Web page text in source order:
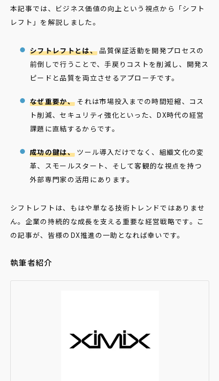
本記事では、ビジネス価値の向上という視点から「シフト
レフト」を解説しました。
シフトレフトとは、品質保証活動を開発プロセスの
前倒しで行うことで、手戻りコストを削減し、開発ス
ピードと品質を両立させるアプローチです。
なぜ重要か、それは市場投入までの時間短縮、コス
ト削減、セキュリティ強化といった、DX時代の経営
課題に直結するからです。
成功の鍵は、ツール導入だけでなく、組織文化の変
革、スモールスタート、そして客観的な視点を持つ
外部専門家の活用にあります。
シフトレフトは、もはや単なる技術トレンドではありませ
ん。企業の持続的な成長を支える重要な経営戦略です。こ
の記事が、皆様のDX推進の一助となれば幸いです。
執筆者紹介